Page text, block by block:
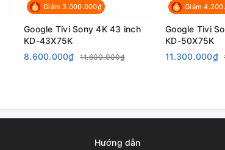
Giảm 3.000.000₫
Google Tivi Sony 4K 43 inch
KD-43X75K
8.600.000₫
11.600.000₫
Giảm
Google Tivi
KD-50X75K
11.300.000₫
Hướng dẫn